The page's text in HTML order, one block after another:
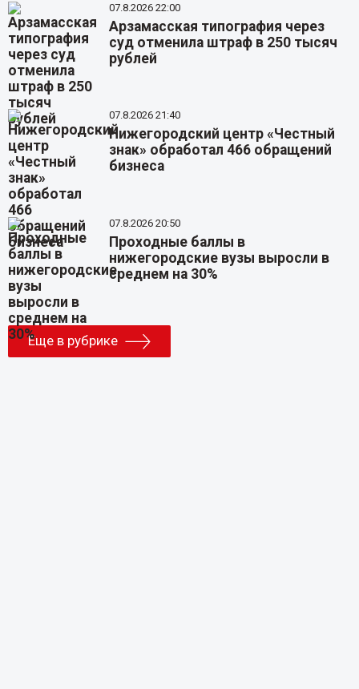
07.8.2026 22:00
Арзамасская типография через
суд отменила штраф в 250 тысяч
рублей
07.8.2026 21:40
Нижегородский центр «Честный
знак» обработал 466 обращений
бизнеса
07.8.2026 20:50
Проходные баллы в
нижегородские вузы выросли в
среднем на 30%
Еще в рубрике